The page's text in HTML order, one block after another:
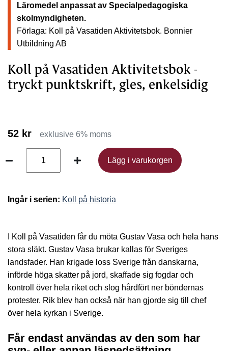
Läromedel anpassat av Specialpedagogiska
skolmyndigheten.
Förlaga: Koll på Vasatiden Aktivitetsbok. Bonnier
Utbildning AB
Koll på Vasatiden Aktivitetsbok -
tryckt punktskrift, gles, enkelsidig
52 kr exklusive 6% moms
Lägg i varukorgen
Lägg i varukorgen
Ingår i serien: Koll på historia
I Koll på Vasatiden får du möta Gustav Vasa och hela hans
stora släkt. Gustav Vasa brukar kallas för Sveriges
landsfader. Han krigade loss Sverige från danskarna,
införde höga skatter på jord, skaffade sig fogdar och
kontroll över hela riket och slog hårdfört ner böndernas
protester. Rik blev han också när han gjorde sig till chef
över hela kyrkan i Sverige.
Får endast användas av den som har